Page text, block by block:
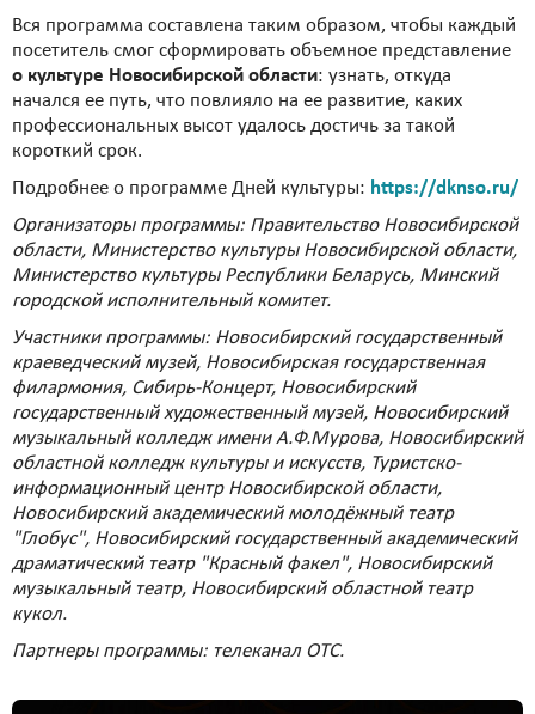
Вся программа составлена таким образом, чтобы каждый
посетитель смог сформировать объемное представление
о культуре Новосибирской области: узнать, откуда
начался ее путь, что повлияло на ее развитие, каких
профессиональных высот удалось достичь за такой
короткий срок.
Подробнее о программе Дней культуры: https://dknso.ru/
Организаторы программы: Правительство Новосибирской
области, Министерство культуры Новосибирской области,
Министерство культуры Республики Беларусь, Минский
городской исполнительный комитет.
Участники программы: Новосибирский государственный
краеведческий музей, Новосибирская государственная
филармония, Сибирь-Концерт, Новосибирский
государственный художественный музей, Новосибирский
музыкальный колледж имени А.Ф.Мурова, Новосибирский
областной колледж культуры и искусств, Туристско-
информационный центр Новосибирской области,
Новосибирский академический молодёжный театр
"Глобус", Новосибирский государственный академический
драматический театр "Красный факел", Новосибирский
музыкальный театр, Новосибирский областной театр
кукол.
Партнеры программы: телеканал ОТС.